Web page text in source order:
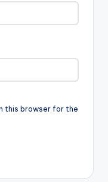
this browser for the